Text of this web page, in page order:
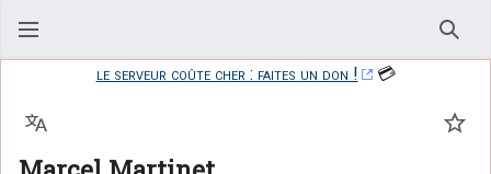
le serveur coûte cher : faites un don !
💳
Langue